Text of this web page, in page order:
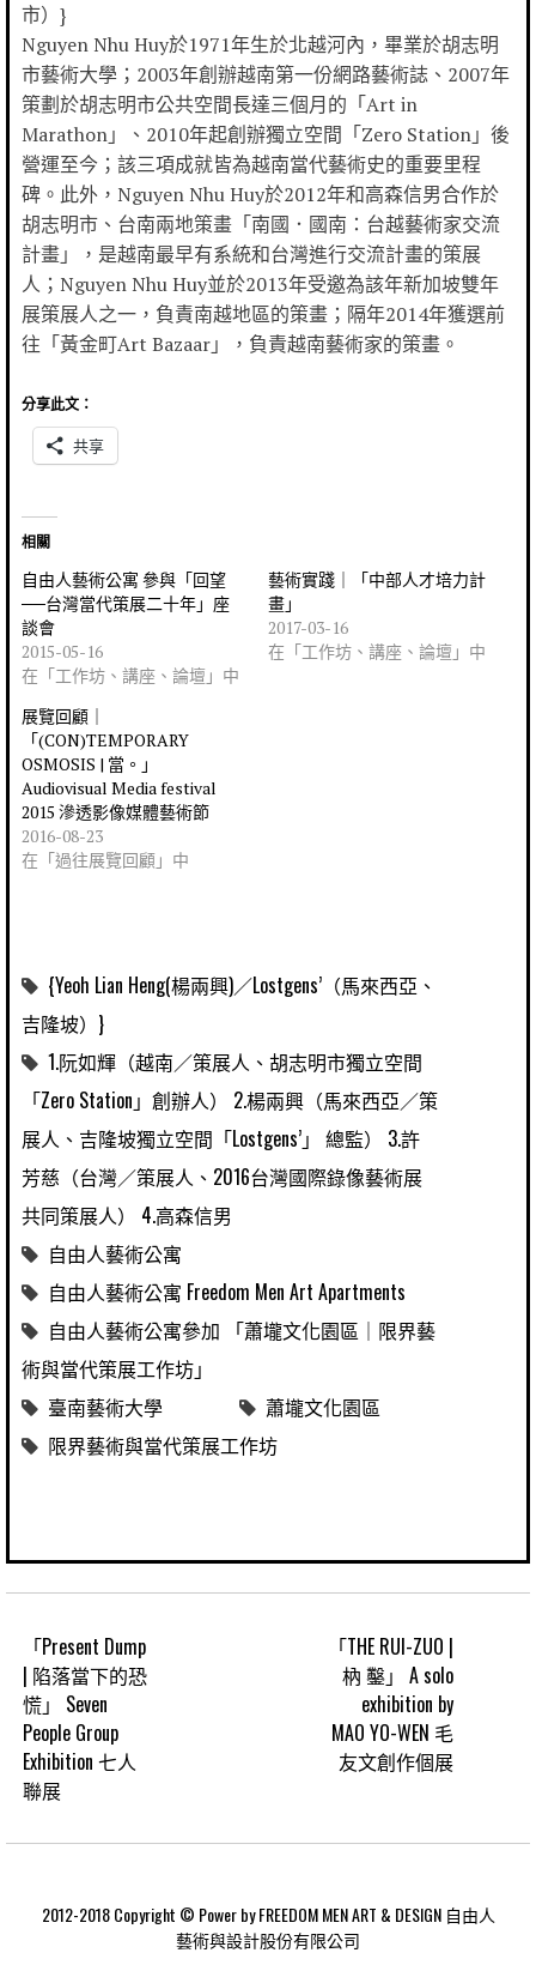
市）}
Nguyen Nhu Huy於1971年生於北越河內，畢業於胡志明
市藝術大學；2003年創辦越南第一份網路藝術誌、2007年
策劃於胡志明市公共空間長達三個月的「Art in
Marathon」、2010年起創辦獨立空間「Zero Station」後
營運至今；該三項成就皆為越南當代藝術史的重要里程
碑。此外，Nguyen Nhu Huy於2012年和高森信男合作於
胡志明市、台南兩地策畫「南國．國南：台越藝術家交流
計畫」，是越南最早有系統和台灣進行交流計畫的策展
人；Nguyen Nhu Huy並於2013年受邀為該年新加坡雙年
展策展人之一，負責南越地區的策畫；隔年2014年獲選前
往「黃金町Art Bazaar」，負責越南藝術家的策畫。
分享此文：
共享
相關
自由人藝術公寓 參與「回望
──台灣當代策展二十年」座
談會
2015-05-16
在「工作坊、講座、論壇」中
藝術實踐｜「中部人才培力計
畫」
2017-03-16
在「工作坊、講座、論壇」中
展覽回顧｜
「(CON)TEMPORARY
OSMOSIS | 當。」
Audiovisual Media festival
2015 滲透影像媒體藝術節
2016-08-23
在「過往展覽回顧」中
{Yeoh Lian Heng(楊兩興)／Lostgens’（馬來西亞、
吉隆坡）}
1.阮如輝（越南／策展人、胡志明市獨立空間
「Zero Station」創辦人） 2.楊兩興（馬來西亞／策
展人、吉隆坡獨立空間「Lostgens’」 總監） 3.許
芳慈（台灣／策展人、2016台灣國際錄像藝術展
共同策展人） 4.高森信男
自由人藝術公寓
自由人藝術公寓 Freedom Men Art Apartments
自由人藝術公寓參加 「蕭壠文化園區｜限界藝
術與當代策展工作坊」
臺南藝術大學
蕭壠文化園區
限界藝術與當代策展工作坊
「Present Dump
| 陷落當下的恐
慌」 Seven
People Group
Exhibition 七人
聯展
「THE RUI-ZUO |
枘 鑿」 A solo
exhibition by
MAO YO-WEN 毛
友文創作個展
2012-2018 Copyright © Power by FREEDOM MEN ART & DESIGN 自由人
藝術與設計股份有限公司